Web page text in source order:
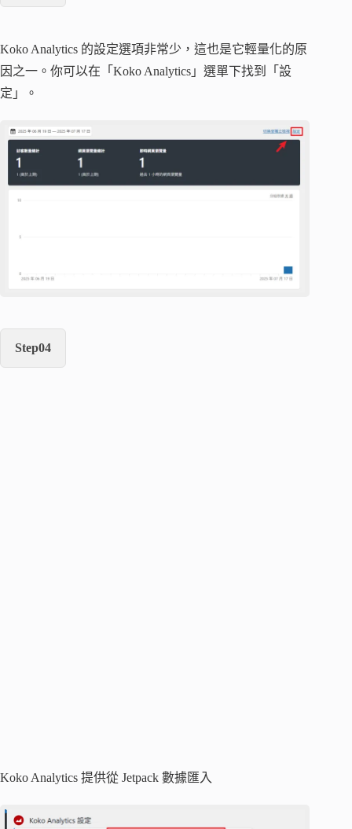
Koko Analytics 的設定選項非常少，這也是它輕量化的原
因之一。你可以在「Koko Analytics」選單下找到「設
定」。
Step04
Koko Analytics 提供從 Jetpack 數據匯入